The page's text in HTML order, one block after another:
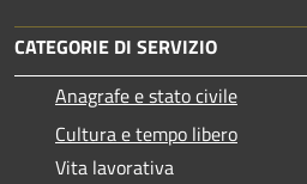
CATEGORIE DI SERVIZIO
Anagrafe e stato civile
Cultura e tempo libero
Vita lavorativa